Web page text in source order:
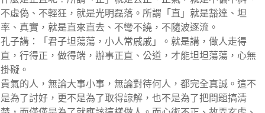
不虛偽、不輕狂，就是光明磊落。所謂「直」就是豁達、坦
率、真實，就是直來直去、不彎不繞，不隨波逐流。
孔子講：「君子坦蕩蕩，小人常戚戚」。就是講，做人走得
直，行得正，做得端，辦事正直、公道，才能坦坦蕩蕩，心無
掛礙。
貴氣的人，無論大事小事，無論對待何人，都完全真誠。這不
是為了討好，更不是為了取得諒解，也不是為了把問題搞清